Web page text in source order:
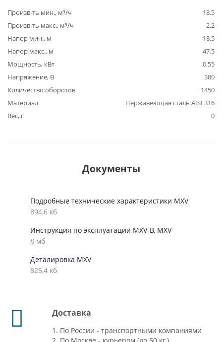
Произв-ть мин., м³/ч
18.5
Произв-ть макс., м³/ч
2.2
Напор мин., м
18.5
Напор макс., м
47.5
Мощность, кВт
0.55
Напряжение, В
380
Количество оборотов
1450
Материал
Нержавеющая сталь AISI 316
Вес, г
0
Документы
Подробные технические характеристики MXV
894,6 кб
Инструкция по эксплуатации MXV-B, MXV
8 мб
Деталировка MXV
825,4 кб
Доставка
1. По России - транспортными компаниями